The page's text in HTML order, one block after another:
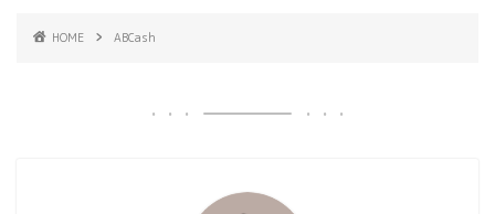
HOME ABCash